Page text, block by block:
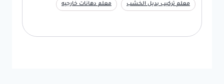
معلم تركيب بديل الخشب معلم دهانات خارجيه